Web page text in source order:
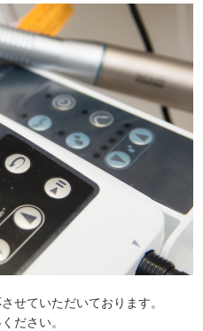
せていただいております。
ださい。